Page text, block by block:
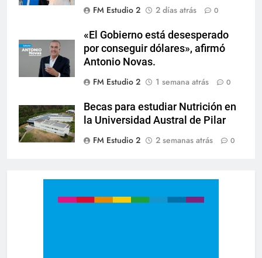
FM Estudio 2 2 días atrás 0
«El Gobierno está desesperado
por conseguir dólares», afirmó
Antonio Novas.
FM Estudio 2
1 semana atrás 0
Becas para estudiar Nutrición en
la Universidad Austral de Pilar
FM Estudio 2
2 semanas atrás 0